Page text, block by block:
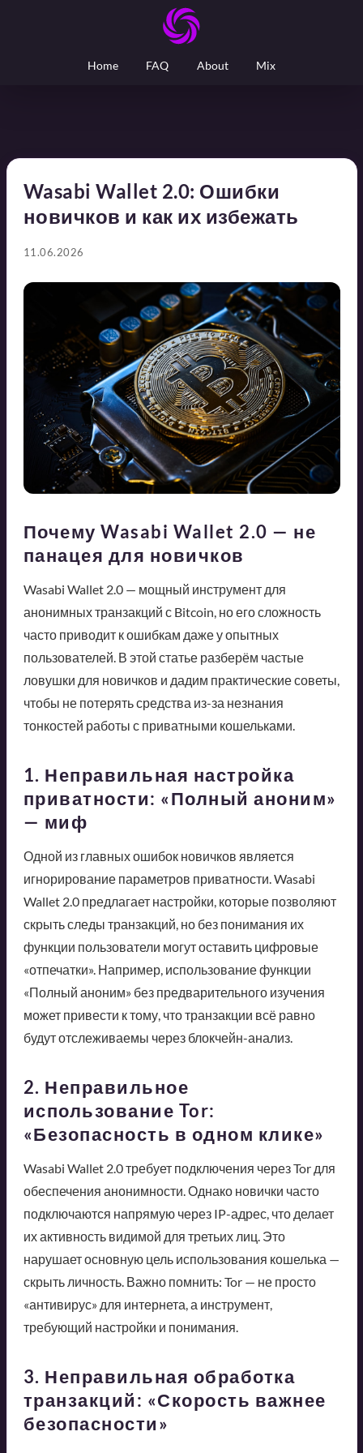
Home FAQ About Mix
Wasabi Wallet 2.0: Ошибки
новичков и как их избежать
11.06.2026
Почему Wasabi Wallet 2.0 — не
панацея для новичков
Wasabi Wallet 2.0 — мощный инструмент для
анонимных транзакций с Bitcoin, но его сложность
часто приводит к ошибкам даже у опытных
пользователей. В этой статье разберём частые
ловушки для новичков и дадим практические советы,
чтобы не потерять средства из-за незнания
тонкостей работы с приватными кошельками.
1. Неправильная настройка
приватности: «Полный аноним»
— миф
Одной из главных ошибок новичков является
игнорирование параметров приватности. Wasabi
Wallet 2.0 предлагает настройки, которые позволяют
скрыть следы транзакций, но без понимания их
функции пользователи могут оставить цифровые
«отпечатки». Например, использование функции
«Полный аноним» без предварительного изучения
может привести к тому, что транзакции всё равно
будут отслеживаемы через блокчейн-анализ.
2. Неправильное
использование Tor:
«Безопасность в одном клике»
Wasabi Wallet 2.0 требует подключения через Tor для
обеспечения анонимности. Однако новички часто
подключаются напрямую через IP-адрес, что делает
их активность видимой для третьих лиц. Это
нарушает основную цель использования кошелька —
скрыть личность. Важно помнить: Tor — не просто
«антивирус» для интернета, а инструмент,
требующий настройки и понимания.
3. Неправильная обработка
транзакций: «Скорость важнее
безопасности»